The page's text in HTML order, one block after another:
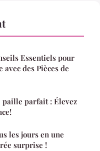
Essentiels pour
des Pièces de
paille parfait : Élevez
les jours en une
surprise !